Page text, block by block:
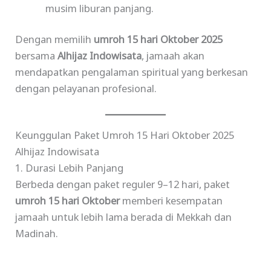
musim liburan panjang.
Dengan memilih umroh 15 hari Oktober 2025
bersamaAlhijaz Indowisata, jamaah akan
mendapatkan pengalaman spiritual yang berkesan
dengan pelayanan profesional.
Keunggulan Paket Umroh 15 Hari Oktober 2025
Alhijaz Indowisata
1. Durasi Lebih Panjang
Berbeda dengan paket reguler 9–12 hari, paket
umroh 15 hari Oktobermemberi kesempatan
jamaah untuk lebih lama berada di Mekkah dan
Madinah.